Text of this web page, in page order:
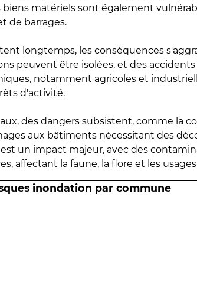
matériels sont également
de barrages.
longtemps, les conséquences
peuvent être isolées, et des
notamment agricoles et
d'activité.
des dangers subsistent, comme la
aux bâtiments nécessitant des
un impact majeur, avec des
affectant la faune, la flore et les
inondation par commune